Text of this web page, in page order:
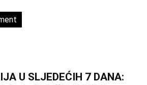
U SLJEDEĆIH 7 DANA: